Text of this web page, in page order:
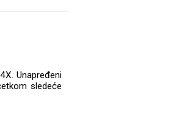
Unapređeni
sledeće